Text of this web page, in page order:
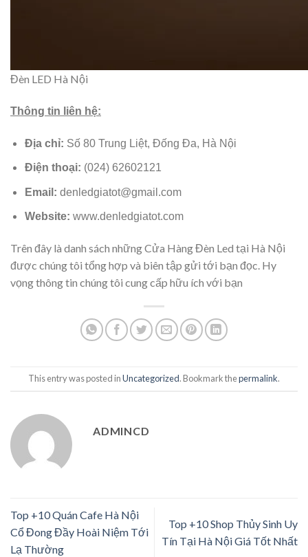
Đèn LED Hà Nội
Thông tin liên hệ:
Địa chỉ: Số 80 Trung Liệt, Đống Đa, Hà Nội
Điện thoại: (024) 62602121
Email: denledgiatot@gmail.com
Website: www.denledgiatot.com
Trên đây là danh sách những Cửa Hàng Đèn Led tại Hà Nội
được chúng tôi tổng hợp và biên tập gửi tới bạn đọc. Hy
vọng thông tin chúng tôi cung cấp hữu ích với bạn
This entry was posted inUncategorized. Bookmark thepermalink.
ADMINCD
Top +10 Quán Cafe Hà Nội
Cổ Đong Đầy Hoài Niệm Tới
Lạ Thường
Top +10 Shop Thủy Sinh Uy
Tín Tại Hà Nội Giá Tốt Nhất